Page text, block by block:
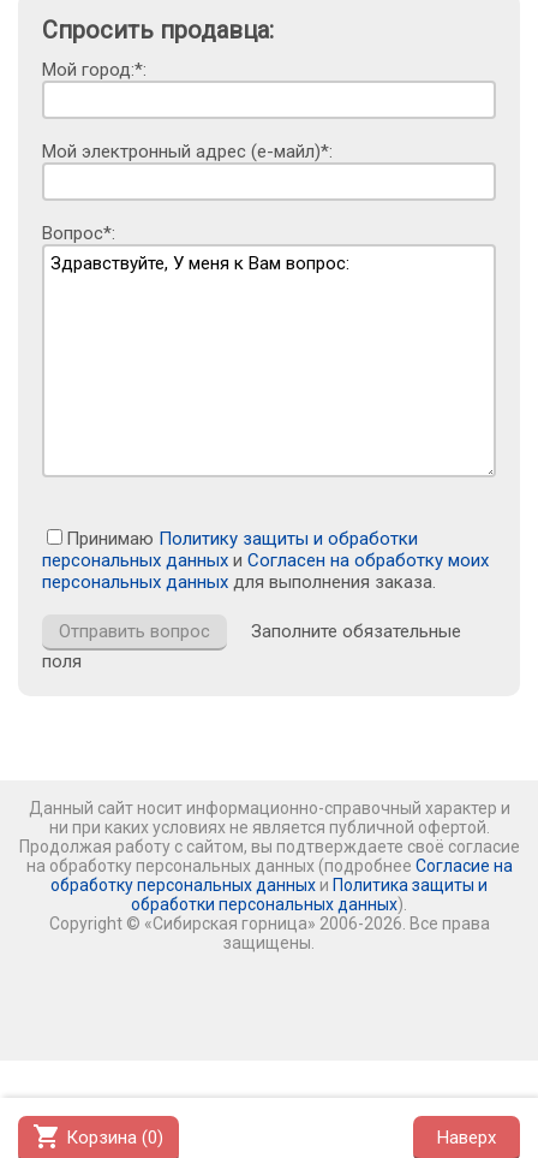
shopping_cart Корзина (0) Наверх
Спросить продавца:
Мой город:*:
Мой электронный адрес (е-майл)*:
Вопрос*:
Принимаю Политику защиты и обработки
персональных данных и Согласен на обработку моих
персональных данных для выполнения заказа.
Заполните обязательные
поля
Данный сайт носит информационно-справочный характер и
ни при каких условиях не является публичной офертой.
Продолжая работу с сайтом, вы подтверждаете своё согласие
на обработку персональных данных (подробнее Согласие на
обработку персональных данных и Политика защиты и
обработки персональных данных).
Copyright © «Сибирская горница» 2006-2026. Все права
защищены.